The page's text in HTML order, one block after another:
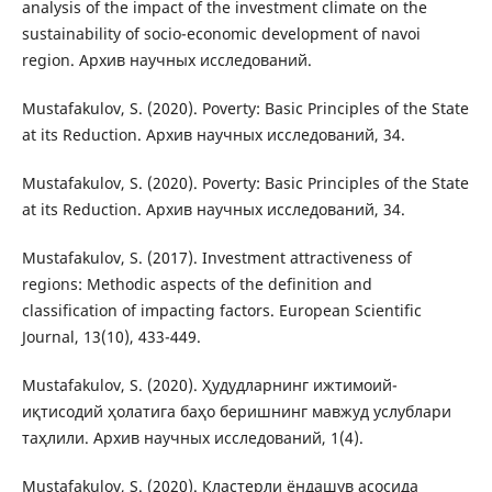
analysis of the impact of the investment climate on the
sustainability of socio-economic development of navoi
region. Архив научных исследований.
Mustafakulov, S. (2020). Poverty: Basic Principles of the State
at its Reduction. Архив научных исследований, 34.
Mustafakulov, S. (2020). Poverty: Basic Principles of the State
at its Reduction. Архив научных исследований, 34.
Mustafakulov, S. (2017). Investment attractiveness of
regions: Methodic aspects of the definition and
classification of impacting factors. European Scientific
Journal, 13(10), 433-449.
Mustafakulov, S. (2020). Ҳудудларнинг ижтимоий-
иқтисодий ҳолатига баҳо беришнинг мавжуд услублари
таҳлили. Архив научных исследований, 1(4).
Mustafakulov, S. (2020). Кластерли ёндашув асосида